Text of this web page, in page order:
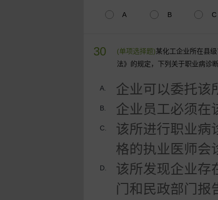
A B C
30 (单项选择题)某化工企业所在县
法》的规定，下列关于职业病
A. 企业可以委托该
B. 企业员工必须在
C.
该所进行职业病
格的执业医师会
D.
该所发现企业存
门和民政部门报